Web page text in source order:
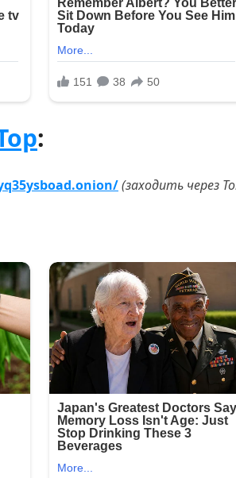
:
(заходить через